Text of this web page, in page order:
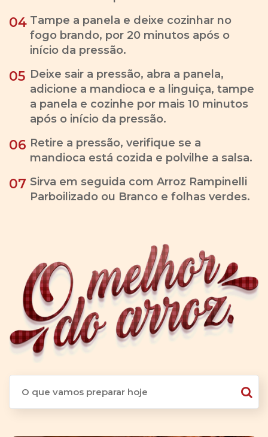
04 Tampe a panela e deixe cozinhar no
fogo brando, por 20 minutos após o
início da pressão.
05 Deixe sair a pressão, abra a panela,
adicione a mandioca e a linguiça, tampe
a panela e cozinhe por mais 10 minutos
após o início da pressão.
06 Retire a pressão, verifique se a
mandioca está cozida e polvilhe a salsa.
07 Sirva em seguida com Arroz Rampinelli
Parboilizado ou Branco e folhas verdes.